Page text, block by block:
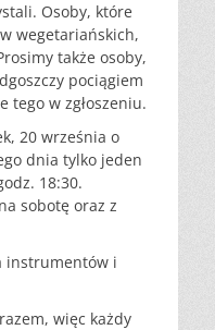
Osoby, które
wegetariańskich,
także osoby,
pociągiem
tego w zgłoszeniu.
20 września o
dnia tylko jeden
18:30.
sobotę oraz z
instrumentów i
więc każdy